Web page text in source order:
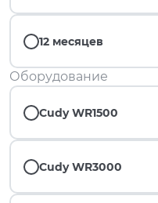
12 месяцев
Оборудование
Cudy WR1500
Cudy WR3000